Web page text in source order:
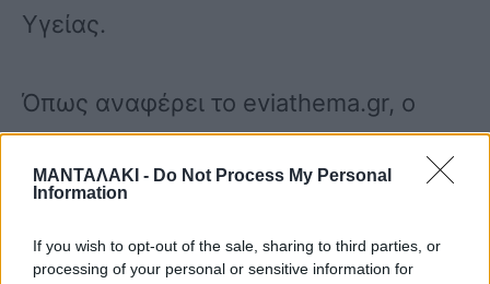
ΜΑΝΤΑΛΑΚΙ - Do Not Process My Personal
Information
If you wish to opt-out of the sale, sharing to third parties, or
processing of your personal or sensitive information for
Υγείας.
Όπως αναφέρει το eviathema.gr, ο
άτυχος άνδρας αισθάνθηκε αδιαθεσία
το απόγευμα της Τετάρτης. Ήταν
καλοκαιρινούς μήνες έμενε στο